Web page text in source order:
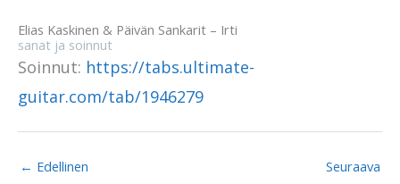
Elias Kaskinen & Päivän Sankarit – Irti
sanat ja soinnut
Soinnut: https://tabs.ultimate-
guitar.com/tab/1946279
← Edellinen
Seuraava